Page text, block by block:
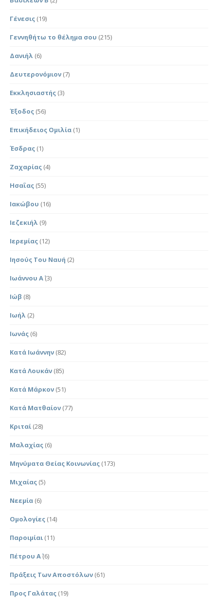
Γένεσις (19)
Γεννηθήτω το θέλημα σου (215)
Δανιήλ (6)
Δευτερονόμιον (7)
Εκκλησιαστής (3)
Έξοδος (56)
Επικήδειος Ομιλία (1)
Έσδρας (1)
Ζαχαρίας (4)
Ησαΐας (55)
Ιακώβου (16)
Ιεζεκιήλ (9)
Ιερεμίας (12)
Ιησούς Του Ναυή (2)
Ιωάννου Α΄(3)
Ιώβ (8)
Ιωήλ (2)
Ιωνάς (6)
Κατά Ιωάννην (82)
Κατά Λουκάν (85)
Κατά Μάρκον (51)
Κατά Ματθαίον (77)
Κριταί (28)
Μαλαχίας (6)
Μηνύματα Θείας Κοινωνίας (173)
Μιχαίας (5)
Νεεμία (6)
Ομολογίες (14)
Παροιμίαι (11)
Πέτρου Α΄(6)
Πράξεις Των Αποστόλων (61)
Προς Γαλάτας (19)